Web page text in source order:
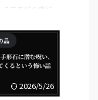
王子城の落城
回るという。
品
2026/5/26